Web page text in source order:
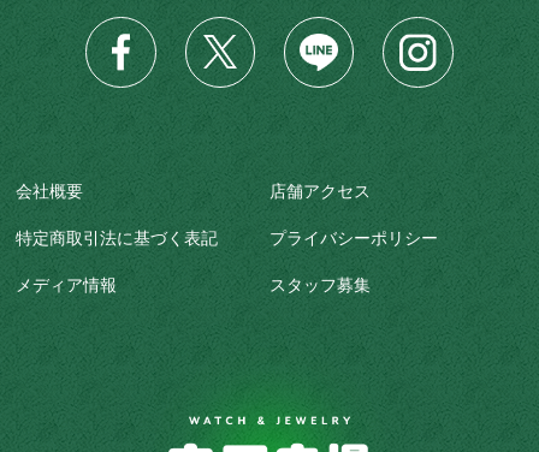
会社概要 店舗アクセス
特定商取引法に基づく表記 プライバシーポリシー
メディア情報 スタッフ募集